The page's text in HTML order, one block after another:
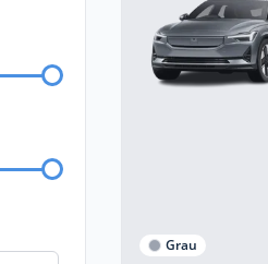
Grau